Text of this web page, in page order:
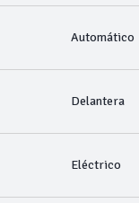
Automático
Delantera
Eléctrico